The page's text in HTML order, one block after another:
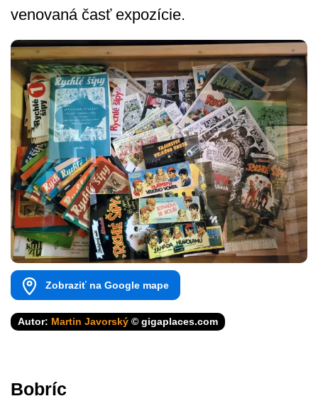
venovaná časť expozície.
Zobraziť na Google mape
Autor: Martin Javorský © gigaplaces.com
Bobríc